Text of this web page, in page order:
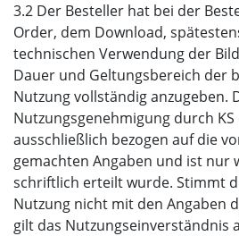
3.2 Der Besteller hat bei der
Order, dem Download,
technischen Verwendung der
Dauer und Geltungsbereich der
Nutzung vollständig anzugeben.
Nutzungsgenehmigung durch
ausschließlich bezogen auf die
gemachten Angaben und ist nur
schriftlich erteilt wurde. Stimmt
Nutzung nicht mit den Angaben
gilt das Nutzungseinverständnis